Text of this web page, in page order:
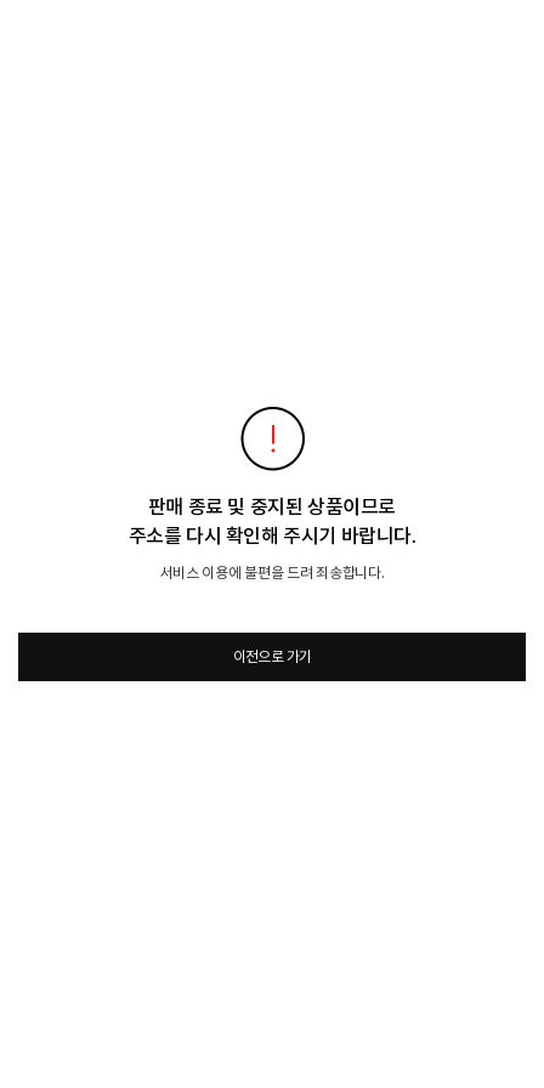
판매 종료 및 중지된 상품이므로
주소를 다시 확인해 주시기 바랍니다.
서비스 이용에 불편을 드려 죄송합니다.
이전으로 가기